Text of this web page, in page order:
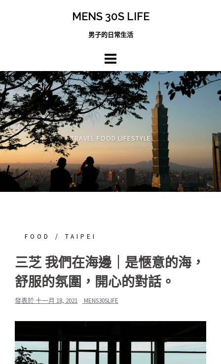
MENS 30S LIFE
男子的日常生活
TRAVEL FOOD LIFESTYLE
FOOD TAIPEI
三芝 我們在海邊｜是愜意的海，
舒服的氛圍，開心的對話。
發表於十一月 18, 2021 MENS30SLIFE